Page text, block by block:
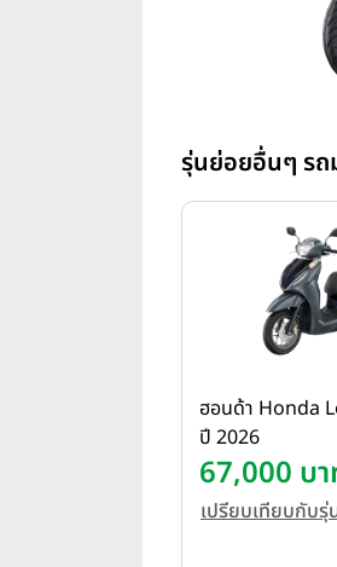
รุ่นย่อยอื่นๆ รถ
ฮอนด้า Honda
ปี 2026
67,000 บ
เปรียบเทียบกับรุ่